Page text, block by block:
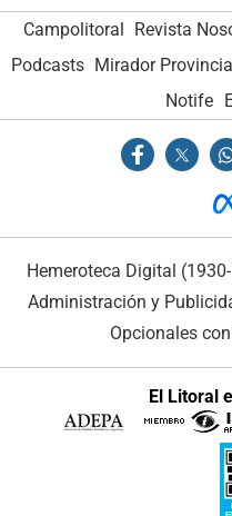
Campolitoral Revista
Podcasts Mirador
Notife
Hemeroteca Digital
Administración y
Opcionales
El Litoral